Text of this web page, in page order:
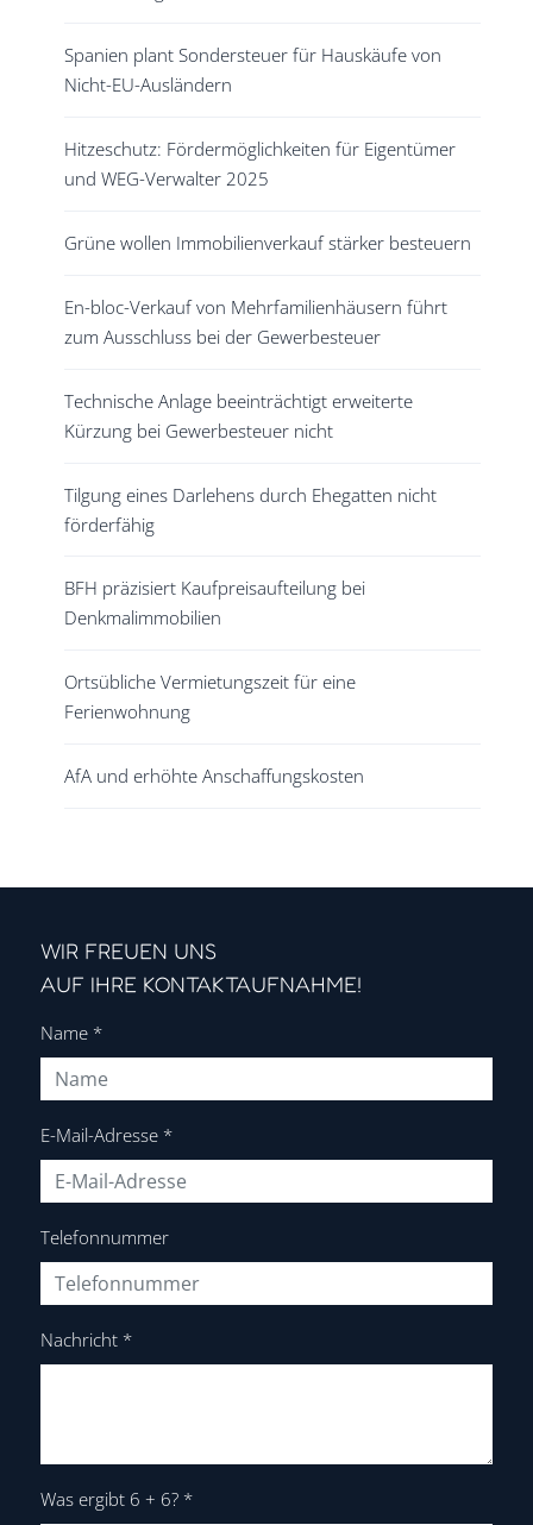
Spanien plant Sondersteuer für Hauskäufe von
Nicht-EU-Ausländern
Hitzeschutz: Fördermöglichkeiten für Eigentümer
und WEG-Verwalter 2025
Grüne wollen Immobilienverkauf stärker besteuern
En-bloc-Verkauf von Mehrfamilienhäusern führt
zum Ausschluss bei der Gewerbesteuer
Technische Anlage beeinträchtigt erweiterte
Kürzung bei Gewerbesteuer nicht
Tilgung eines Darlehens durch Ehegatten nicht
förderfähig
BFH präzisiert Kaufpreisaufteilung bei
Denkmalimmobilien
Ortsübliche Vermietungszeit für eine
Ferienwohnung
AfA und erhöhte Anschaffungskosten
WIR FREUEN UNS
AUF IHRE KONTAKTAUFNAHME!
Name *
E-Mail-Adresse *
Telefonnummer
Nachricht *
Was ergibt 6 + 6? *